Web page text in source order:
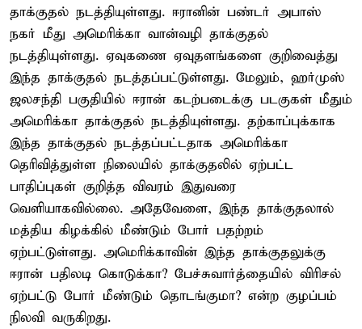
தாக்குதல் நடத்தியுள்ளது. ஈரானின் பண்டர் அபாஸ்
நகர் மீது அமெரிக்கா வான்வழி தாக்குதல்
நடத்தியுள்ளது. ஏவுகணை ஏவுதளங்களை குறிவைத்து
இந்த தாக்குதல் நடத்தப்பட்டுள்ளது. மேலும், ஹர்முஸ்
ஜலசந்தி பகுதியில் ஈரான் கடற்படைக்கு படகுகள் மீதும்
அமெரிக்கா தாக்குதல் நடத்தியுள்ளது. தற்காப்புக்காக
இந்த தாக்குதல் நடத்தப்பட்டதாக அமெரிக்கா
தெரிவித்துள்ள நிலையில் தாக்குதலில் ஏற்பட்ட
பாதிப்புகள் குறித்த விவரம் இதுவரை
வெளியாகவில்லை. அதேவேளை, இந்த தாக்குதலால்
மத்திய கிழக்கில் மீண்டும் போர் பதற்றம்
ஏற்பட்டுள்ளது. அமெரிக்காவின் இந்த தாக்குதலுக்கு
ஈரான் பதிலடி கொடுக்கா? பேச்சுவார்த்தையில் விரிசல்
ஏற்பட்டு போர் மீண்டும் தொடங்குமா? என்ற குழப்பம்
நிலவி வருகிறது.